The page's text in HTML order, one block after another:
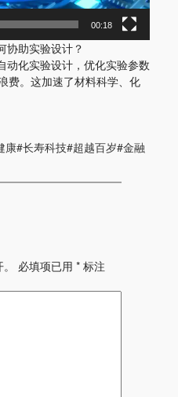
00:18
协助实验设计？
动化实验设计，优化实验参数
费。这加速了材料科学、化
#长寿科技#超越百岁#金融
必填项已用 *标注